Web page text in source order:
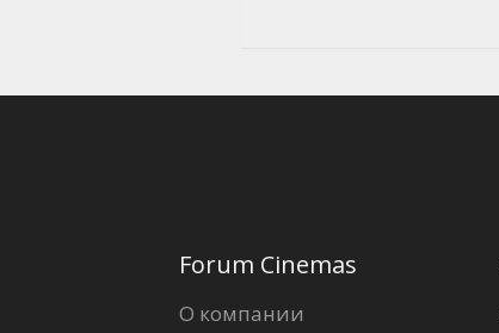
Forum Cinemas
О компании